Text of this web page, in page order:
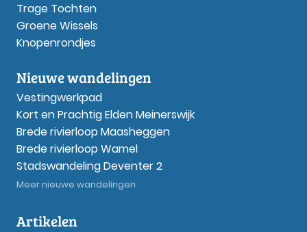
Trage Tochten
Groene Wissels
Knopenrondjes
Nieuwe wandelingen
Vestingwerkpad
Kort en Prachtig Elden Meinerswijk
Brede rivierloop Maasheggen
Brede rivierloop Wamel
Stadswandeling Deventer 2
Meer nieuwe wandelingen
Artikelen